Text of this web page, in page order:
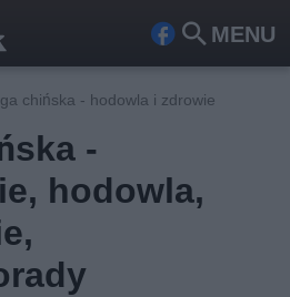
MENU
Fa
ook
Szu
chińska - hodowla i zdrowie
-
hodowla,